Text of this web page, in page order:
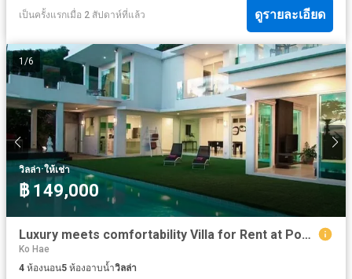
เป็นครั้งแรกเมื่อ 2 สัปดาห์ที่แล้ว ดูรายละเอียด
1 /6
วิลล่า·ให้เช่า
฿ 149,000
Luxury meets comfortability Villa for Rent at Pool villa in Kata, Phuket for Rent
Ko Hae
4 ห้องนอน5 ห้องอาบน้ำวิลล่า